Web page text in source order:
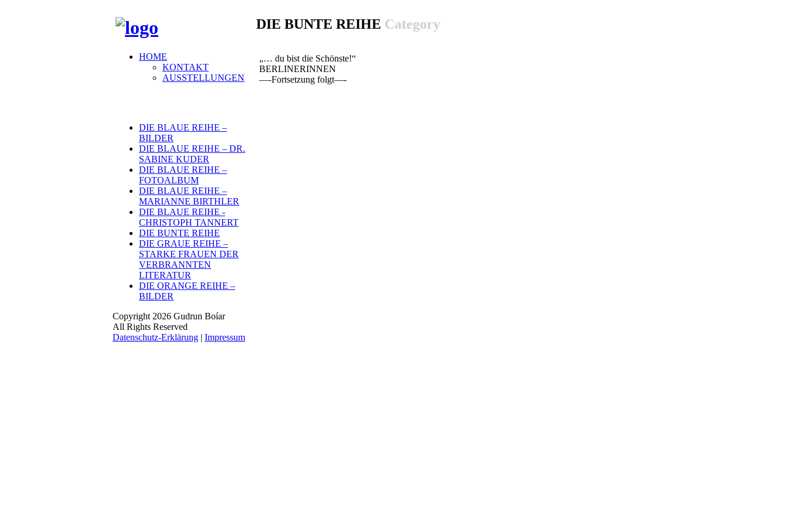
HOME
KONTAKT
AUSSTELLUNGEN
DIE BLAUE REIHE –
BILDER
DIE BLAUE REIHE – DR.
SABINE KUDER
DIE BLAUE REIHE –
FOTOALBUM
DIE BLAUE REIHE –
MARIANNE BIRTHLER
DIE BLAUE REIHE -
CHRISTOPH TANNERT
DIE BUNTE REIHE
DIE GRAUE REIHE –
STARKE FRAUEN DER
VERBRANNTEN
LITERATUR
DIE ORANGE REIHE –
BILDER
DIE BUNTE REIHE Category
„… du bist die Schönste!“
BERLINERINNEN
—-Fortsetzung folgt—-
Copyright 2026 Gudrun Boíar
All Rights Reserved
Datenschutz-Erklärung | Impressum